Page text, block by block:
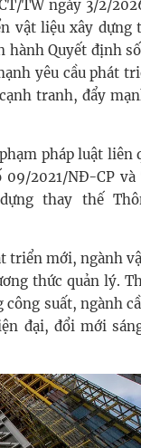
TW ngày 3/2/
vật liệu xây dựng
hành Quyết định
yêu cầu phát
tranh, đẩy
pháp luật liên
2021/NĐ-CP và
thay thế
triển mới, ngành
thức quản lý.
suất, ngành
đại, đổi mới